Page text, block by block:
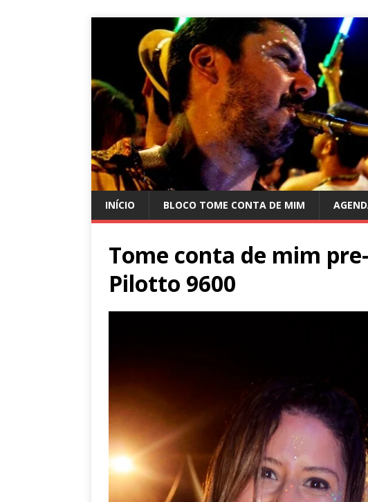
INÍCIO BLOCO TOME CONTA DE MIM
Tome conta de mim
Pilotto 9600